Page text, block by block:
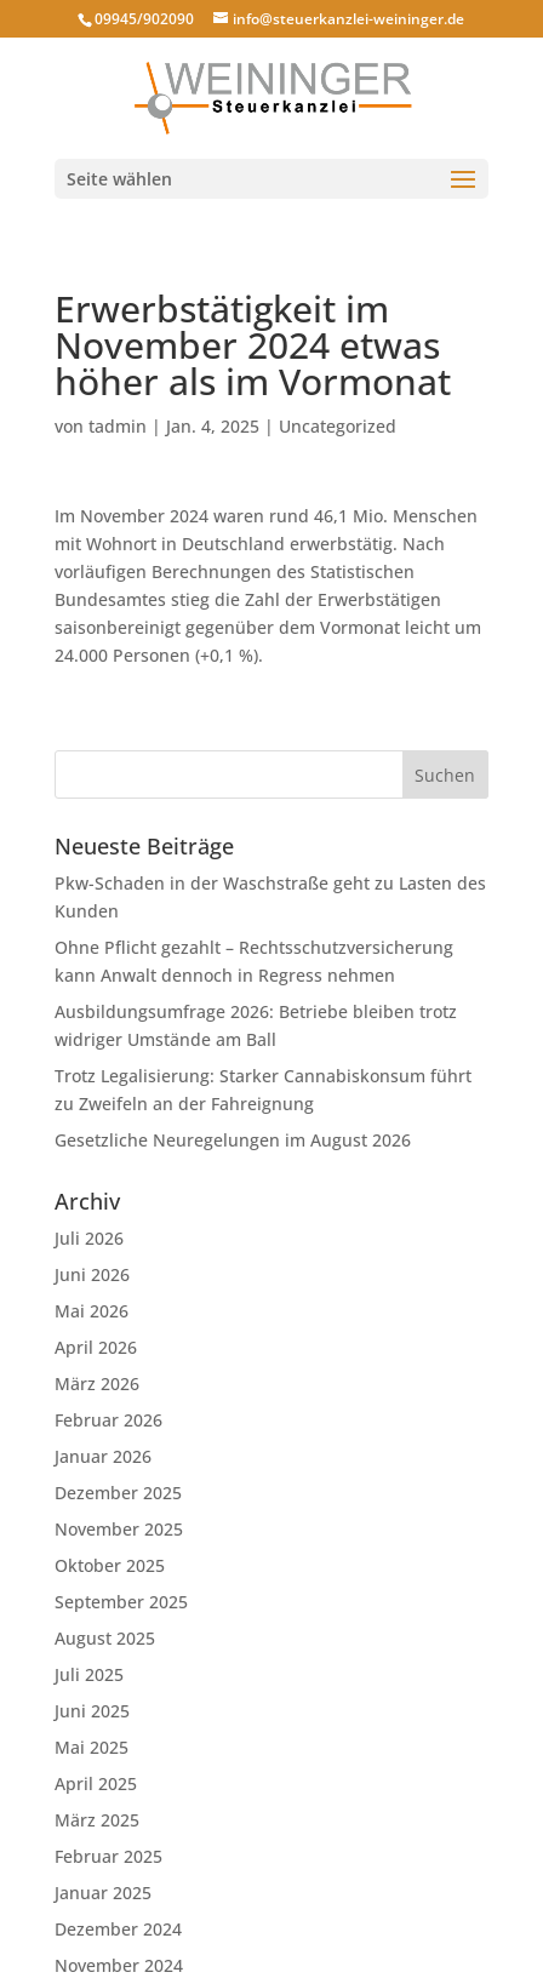
09945/902090 info@steuerkanzlei-weininger.de
Seite wählen
Erwerbstätigkeit im
November 2024 etwas
höher als im Vormonat
von tadmin | Jan. 4, 2025| Uncategorized
Im November 2024 waren rund 46,1 Mio. Menschen
mit Wohnort in Deutschland erwerbstätig. Nach
vorläufigen Berechnungen des Statistischen
Bundesamtes stieg die Zahl der Erwerbstätigen
saisonbereinigt gegenüber dem Vormonat leicht um
24.000 Personen (+0,1 %).
Neueste Beiträge
Pkw-Schaden in der Waschstraße geht zu Lasten des
Kunden
Ohne Pflicht gezahlt – Rechtsschutzversicherung
kann Anwalt dennoch in Regress nehmen
Ausbildungsumfrage 2026: Betriebe bleiben trotz
widriger Umstände am Ball
Trotz Legalisierung: Starker Cannabiskonsum führt
zu Zweifeln an der Fahreignung
Gesetzliche Neuregelungen im August 2026
Archiv
Juli 2026
Juni 2026
Mai 2026
April 2026
März 2026
Februar 2026
Januar 2026
Dezember 2025
November 2025
Oktober 2025
September 2025
August 2025
Juli 2025
Juni 2025
Mai 2025
April 2025
März 2025
Februar 2025
Januar 2025
Dezember 2024
November 2024